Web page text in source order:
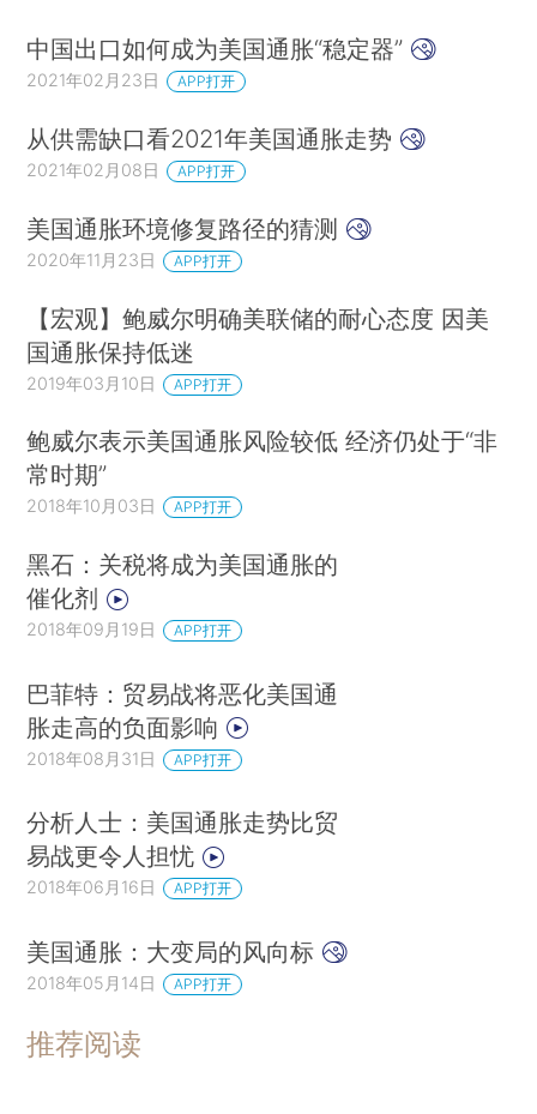
中国出口如何成为美国通胀“稳定器”
2021年02月23日 APP打开
从供需缺口看2021年美国通胀走势
2021年02月08日 APP打开
美国通胀环境修复路径的猜测
2020年11月23日 APP打开
【宏观】鲍威尔明确美联储的耐心态度 因美
国通胀保持低迷
2019年03月10日 APP打开
鲍威尔表示美国通胀风险较低 经济仍处于“非
常时期”
2018年10月03日 APP打开
黑石：关税将成为美国通胀的
催化剂
2018年09月19日 APP打开
巴菲特：贸易战将恶化美国通
胀走高的负面影响
2018年08月31日 APP打开
分析人士：美国通胀走势比贸
易战更令人担忧
2018年06月16日 APP打开
美国通胀：大变局的风向标
2018年05月14日 APP打开
推荐阅读